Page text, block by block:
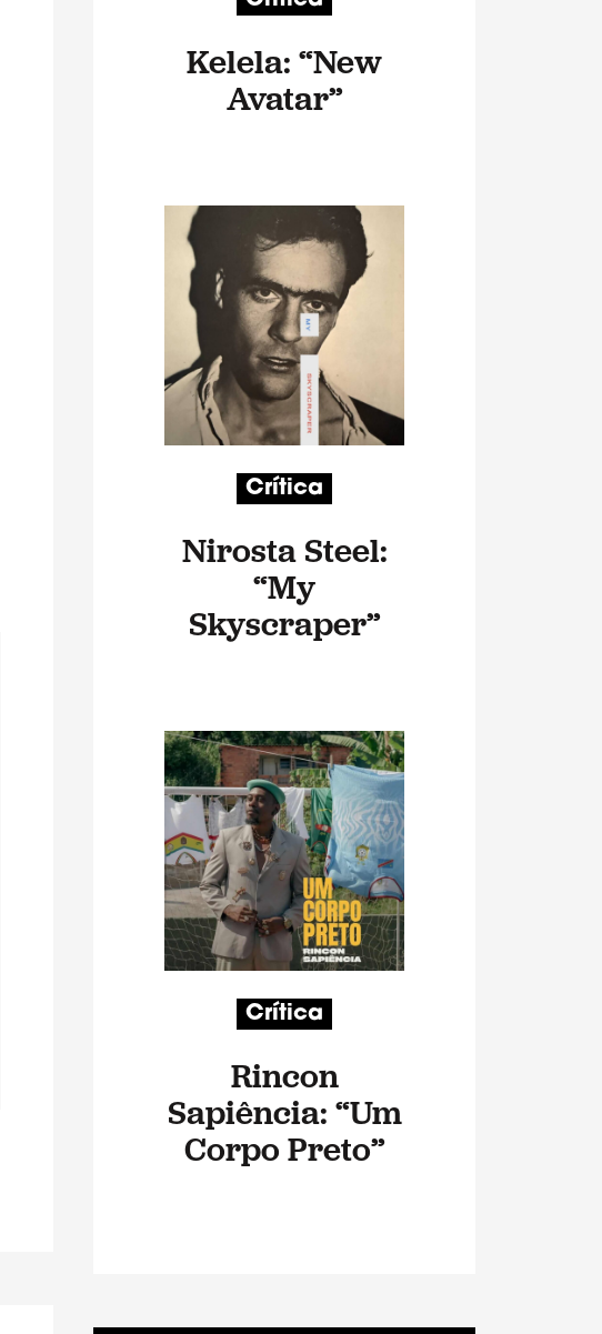
Kelela: “New
Avatar”
Crítica
Nirosta Steel:
“My
Skyscraper”
Crítica
Rincon
Sapiência: “Um
Corpo Preto”